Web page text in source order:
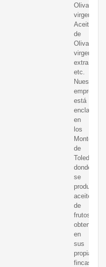
Oliva
virgen,
Aceite
de
Oliva
virgen
extra,
etc.
Nuestra
empresa
está
enclavada
en
los
Montes
de
Toledo,
donde
se
produce
aceites
de
frutos
obtenidos
en
sus
propias
fincas,